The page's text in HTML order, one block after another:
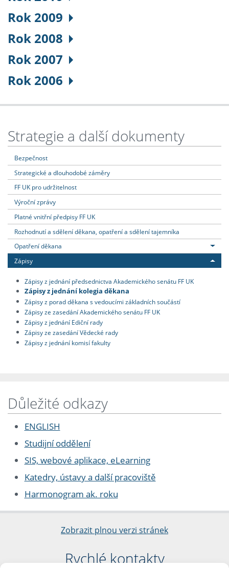
Rok 2009
Rok 2008
Rok 2007
Rok 2006
Strategie a další dokumenty
Bezpečnost
Strategické a dlouhodobé záměry
FF UK pro udržitelnost
Výroční zprávy
Platné vnitřní předpisy FF UK
Rozhodnutí a sdělení děkana, opatření a sdělení tajemníka
Opatření děkana
Zápisy
Zápisy z jednání předsednictva Akademického senátu FF UK
Zápisy z jednání kolegia děkana
Zápisy z porad děkana s vedoucími základních součástí
Zápisy ze zasedání Akademického senátu FF UK
Zápisy z jednání Ediční rady
Zápisy ze zasedání Vědecké rady
Zápisy z jednání komisí fakulty
Důležité odkazy
ENGLISH
Studijní oddělení
SIS, webové aplikace, eLearning
Katedry, ústavy a další pracoviště
Harmonogram ak. roku
Zobrazit plnou verzi stránek
Rychlé kontakty